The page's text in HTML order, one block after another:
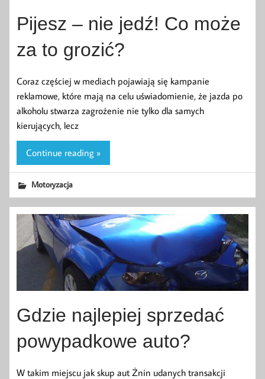
Pijesz – nie jedź! Co może
za to grozić?
Coraz częściej w mediach pojawiają się kampanie
reklamowe, które mają na celu uświadomienie, że jazda po
alkoholu stwarza zagrożenie nie tylko dla samych
kierujących, lecz
Continue reading »
Motoryzacja
Gdzie najlepiej sprzedać
powypadkowe auto?
W takim miejscu jak skup aut Żnin udanych transakcji